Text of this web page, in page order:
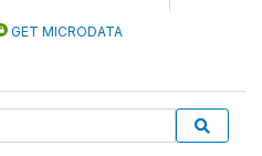
GET MICRODATA